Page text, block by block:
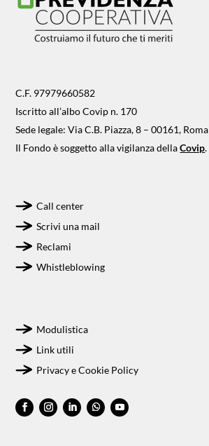
C.F. 97979660582
Iscritto all’albo Covip n. 170
Sede legale: Via C.B. Piazza, 8 – 00161, Roma
Il Fondo è soggetto alla vigilanza dellaCovip.
Call center
Scrivi una mail
Reclami
Whistleblowing
Modulistica
Link utili
Privacy e Cookie Policy